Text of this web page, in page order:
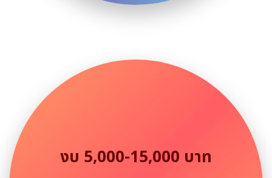
งบ 5,000-15,000 บาท